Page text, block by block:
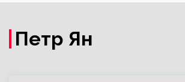
Петр Ян